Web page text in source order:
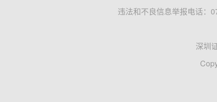
违法和不良信息举报电话：
深圳